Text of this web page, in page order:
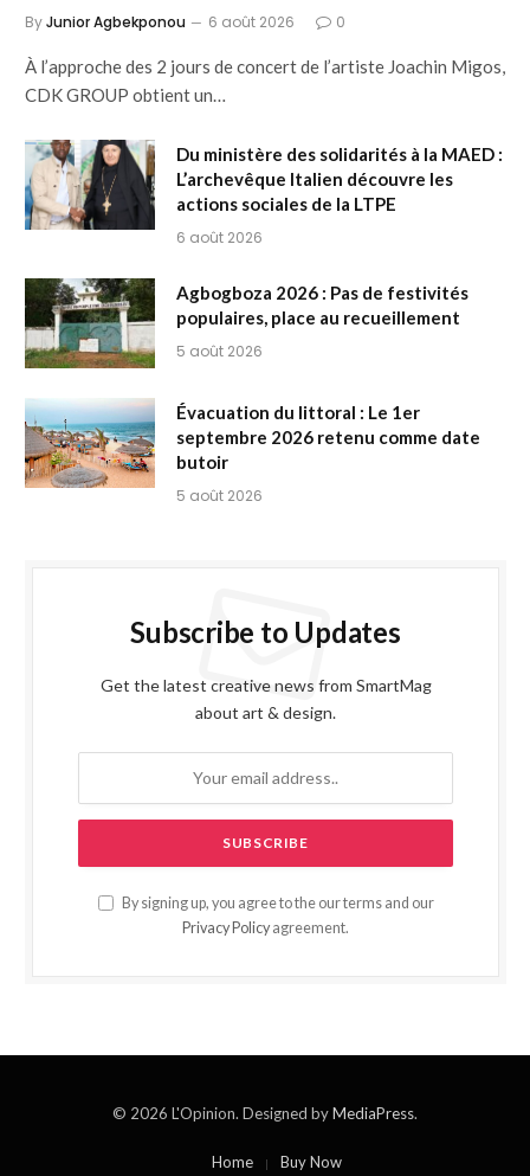
ByJunior Agbekponou 6 août 2026 0
À l’approche des 2 jours de concert de l’artiste Joachin Migos,
CDK GROUP obtient un…
Du ministère des solidarités à la MAED :
L’archevêque Italien découvre les
actions sociales de la LTPE
6 août 2026
Agbogboza 2026 : Pas de festivités
populaires, place au recueillement
5 août 2026
Évacuation du littoral : Le 1er
septembre 2026 retenu comme date
butoir
5 août 2026
Subscribe to Updates
Get the latest creative news from SmartMag
about art & design.
By signing up, you agree to the our terms and our
Privacy Policy agreement.
© 2026 L'Opinion. Designed byMediaPress.
Home Buy Now